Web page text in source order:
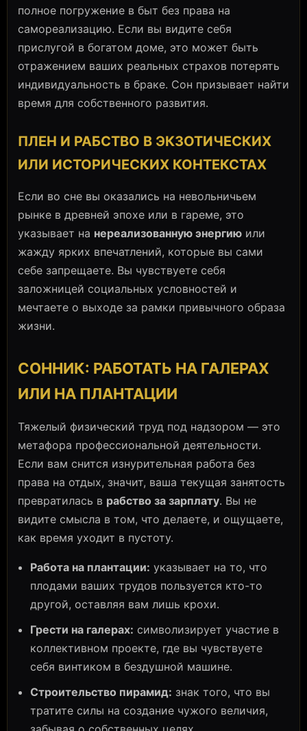
полное погружение в быт без права на
самореализацию. Если вы видите себя
прислугой в богатом доме, это может быть
отражением ваших реальных страхов потерять
индивидуальность в браке. Сон призывает найти
время для собственного развития.
ПЛЕН И РАБСТВО В ЭКЗОТИЧЕСКИХ
ИЛИ ИСТОРИЧЕСКИХ КОНТЕКСТАХ
Если во сне вы оказались на невольничьем
рынке в древней эпохе или в гареме, это
указывает на нереализованную энергию или
жажду ярких впечатлений, которые вы сами
себе запрещаете. Вы чувствуете себя
заложницей социальных условностей и
мечтаете о выходе за рамки привычного образа
жизни.
СОННИК: РАБОТАТЬ НА ГАЛЕРАХ
ИЛИ НА ПЛАНТАЦИИ
Тяжелый физический труд под надзором — это
метафора профессиональной деятельности.
Если вам снится изнурительная работа без
права на отдых, значит, ваша текущая занятость
превратилась в рабство за зарплату. Вы не
видите смысла в том, что делаете, и ощущаете,
как время уходит в пустоту.
Работа на плантации: указывает на то, что
плодами ваших трудов пользуется кто-то
другой, оставляя вам лишь крохи.
Грести на галерах: символизирует участие в
коллективном проекте, где вы чувствуете
себя винтиком в бездушной машине.
Строительство пирамид: знак того, что вы
тратите силы на создание чужого величия,